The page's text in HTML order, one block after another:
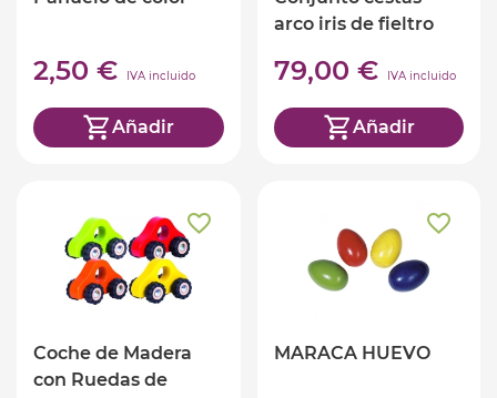
2,50 € IVA incluido
Añadir
arco iris de fieltro
79,00 € IVA incluido
Añadir
Coche de Madera
con Ruedas de
MARACA HUEVO